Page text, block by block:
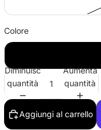
Colore
Diminuisci
quantità
Aumenta
quantità
Aggiungi al carrello